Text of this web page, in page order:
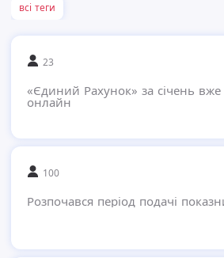
всі теги
23
«Єдиний Рахунок» за січень
онлайн
100
Розпочався період подачі